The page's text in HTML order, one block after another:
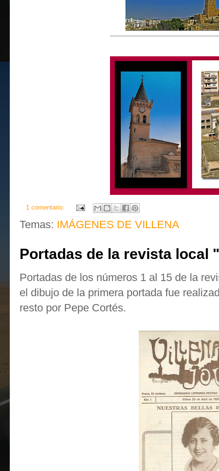
1 comentario:
Temas: IMÁGENES DE VILLENA
Portadas de la revista local
Portadas de los números 1 al 15 de la
el dibujo de la primera portada fue
resto por Pepe Cortés.